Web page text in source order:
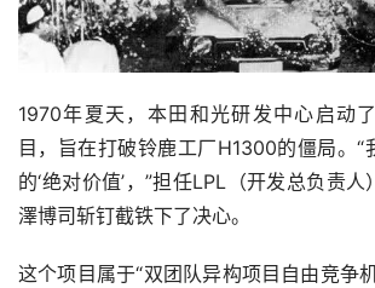
1970年夏天，本田和光研发中心启动
目，旨在打破铃鹿工厂H1300的僵局。“
的‘绝对价值’，”担任LPL（开发总负责
澤博司斩钉截铁下了决心。
这个项目属于“双团队异构项目自由竞争